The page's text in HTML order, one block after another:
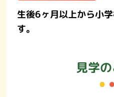
生後6ヶ月以上から小
す。
見学